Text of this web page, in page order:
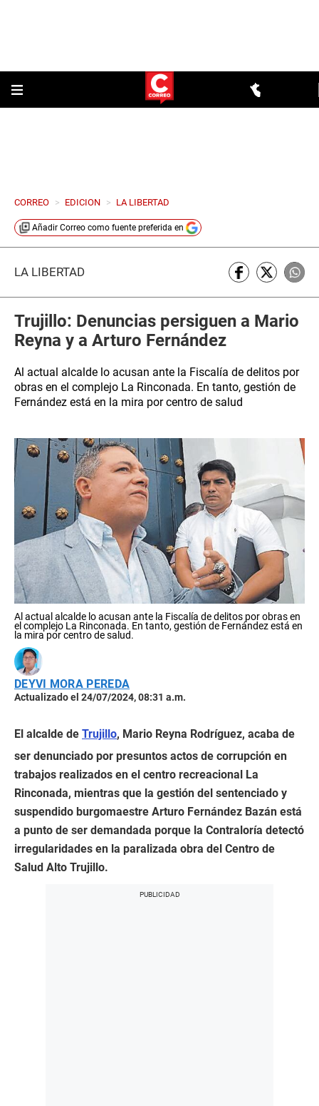
CORREO > EDICION > LA LIBERTAD
Añadir Correo como fuente preferida en
LA LIBERTAD
Trujillo: Denuncias persiguen a Mario
Reyna y a Arturo Fernández
Al actual alcalde lo acusan ante la Fiscalía de delitos por
obras en el complejo La Rinconada. En tanto, gestión de
Fernández está en la mira por centro de salud
Al actual alcalde lo acusan ante la Fiscalía de delitos por obras en
el complejo La Rinconada. En tanto, gestión de Fernández está en
la mira por centro de salud.
DEYVI MORA PEREDA
Actualizado el 24/07/2024, 08:31 a.m.
El alcalde de Trujillo, Mario Reyna Rodríguez, acaba de
ser denunciado por presuntos actos de corrupción en
trabajos realizados en el centro recreacional La
Rinconada, mientras que la gestión del sentenciado y
suspendido burgomaestre Arturo Fernández Bazán está
a punto de ser demandada porque la Contraloría detectó
irregularidades en la paralizada obra del Centro de
Salud Alto Trujillo.